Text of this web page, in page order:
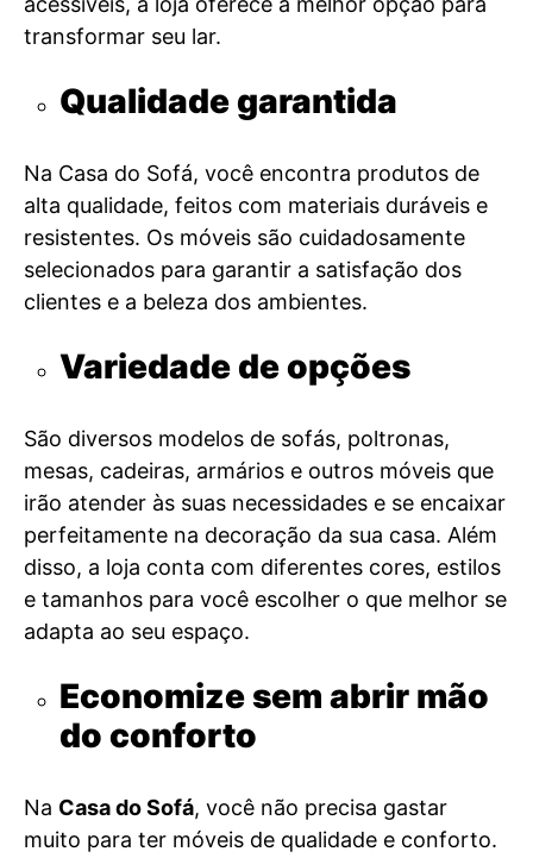
transformar seu lar.
Qualidade garantida
Na Casa do Sofá, você encontra produtos de
alta qualidade, feitos com materiais duráveis e
resistentes. Os móveis são cuidadosamente
selecionados para garantir a satisfação dos
clientes e a beleza dos ambientes.
Variedade de opções
São diversos modelos de sofás, poltronas,
mesas, cadeiras, armários e outros móveis que
irão atender às suas necessidades e se encaixar
perfeitamente na decoração da sua casa. Além
disso, a loja conta com diferentes cores, estilos
e tamanhos para você escolher o que melhor se
adapta ao seu espaço.
Economize sem abrir mão
do conforto
Na Casa do Sofá, você não precisa gastar
muito para ter móveis de qualidade e conforto.